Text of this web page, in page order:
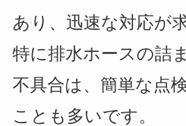
あり、迅速な対応が
特に排水ホースの詰
不具合は、簡単な点
ことも多いです。